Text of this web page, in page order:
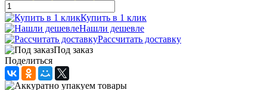
Купить в 1 клик
Нашли дешевле
Рассчитать доставку
Под заказ
Поделиться